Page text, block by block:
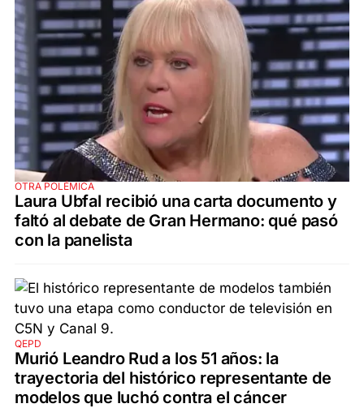
OTRA POLÉMICA
Laura Ubfal recibió una carta documento y
faltó al debate de Gran Hermano: qué pasó
con la panelista
QEPD
Murió Leandro Rud a los 51 años: la
trayectoria del histórico representante de
modelos que luchó contra el cáncer